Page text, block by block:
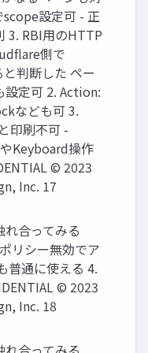
設定可 - 正
3. RBI用のHTTP
側で
判断した ペー
設定可 2. Action:
なども可 3.
印刷不可 -
Keyboard操作
© 2023
Inc. 17
合ってみる
リシー無効でア
普通に使える 4.
© 2023
Inc. 18